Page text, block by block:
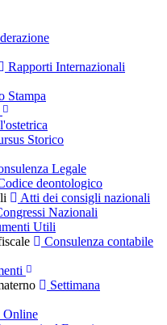
Rapporti Internazionali
Stampa
Storico
Legale
deontologico
Atti dei consigli nazionali
Nazionali
Utili
Consulenza contabile
Settimana
Online